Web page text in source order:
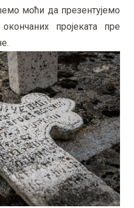
моћи да презентујемо
пројеката пре